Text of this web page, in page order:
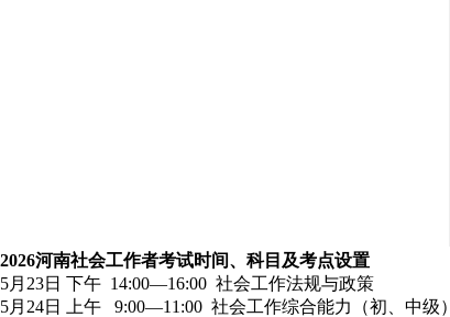
2026河南社会工作者考试时间、科目及考点设置
5月23日 下午 14:00—16:00 社会工作法规与政策
5月24日 上午 9:00—11:00 社会工作综合能力（初、中级）